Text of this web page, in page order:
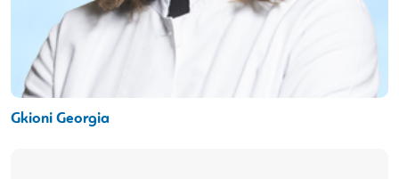
Gkioni Georgia